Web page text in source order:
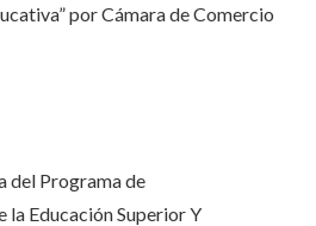
por Cámara de Comercio
del Programa de
la Educación Superior Y